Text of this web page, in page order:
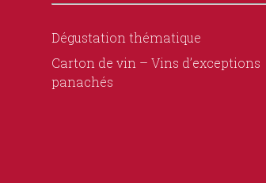
Dégustation thématique
Carton de vin – Vins d’exceptions
panachés